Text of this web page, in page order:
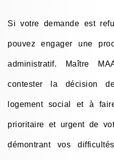
Si votre demande est
pouvez engager une
administratif. Maître
contester la décision
logement social et à
prioritaire et urgent de
démontrant vos